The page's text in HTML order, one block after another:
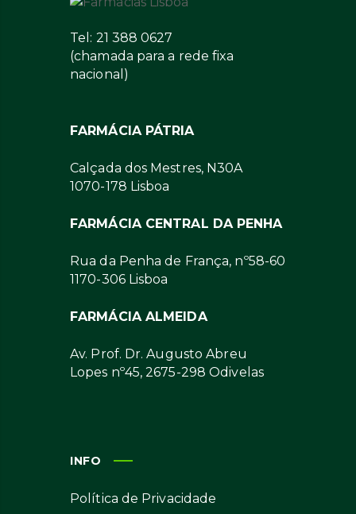
Tel: 21 388 0627
(chamada para a rede fixa
nacional)
FARMÁCIA PÁTRIA
Calçada dos Mestres, N30A
1070-178 Lisboa
FARMÁCIA CENTRAL DA PENHA
Rua da Penha de França, nº58-60
1170-306 Lisboa
FARMÁCIA ALMEIDA
Av. Prof. Dr. Augusto Abreu
Lopes nº45, 2675-298 Odivelas
INFO
Política de Privacidade